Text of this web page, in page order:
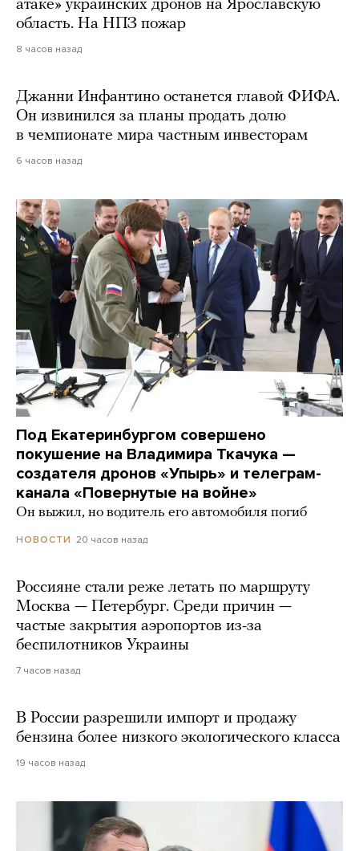
атаке» украинских дронов на Ярославскую
область. На НПЗ пожар
8 часов назад
Джанни Инфантино останется главой ФИФА.
Он извинился за планы продать долю
в чемпионате мира частным инвесторам
6 часов назад
Под Екатеринбургом совершено
покушение на Владимира Ткачука —
создателя дронов «Упырь» и телеграм-
канала «Повернутые на войне»
Он выжил, но водитель его автомобиля погиб
НОВОСТИ 20 часов назад
Россияне стали реже летать по маршруту
Москва — Петербург. Среди причин —
частые закрытия аэропортов из-за
беспилотников Украины
7 часов назад
В России разрешили импорт и продажу
бензина более низкого экологического класса
19 часов назад